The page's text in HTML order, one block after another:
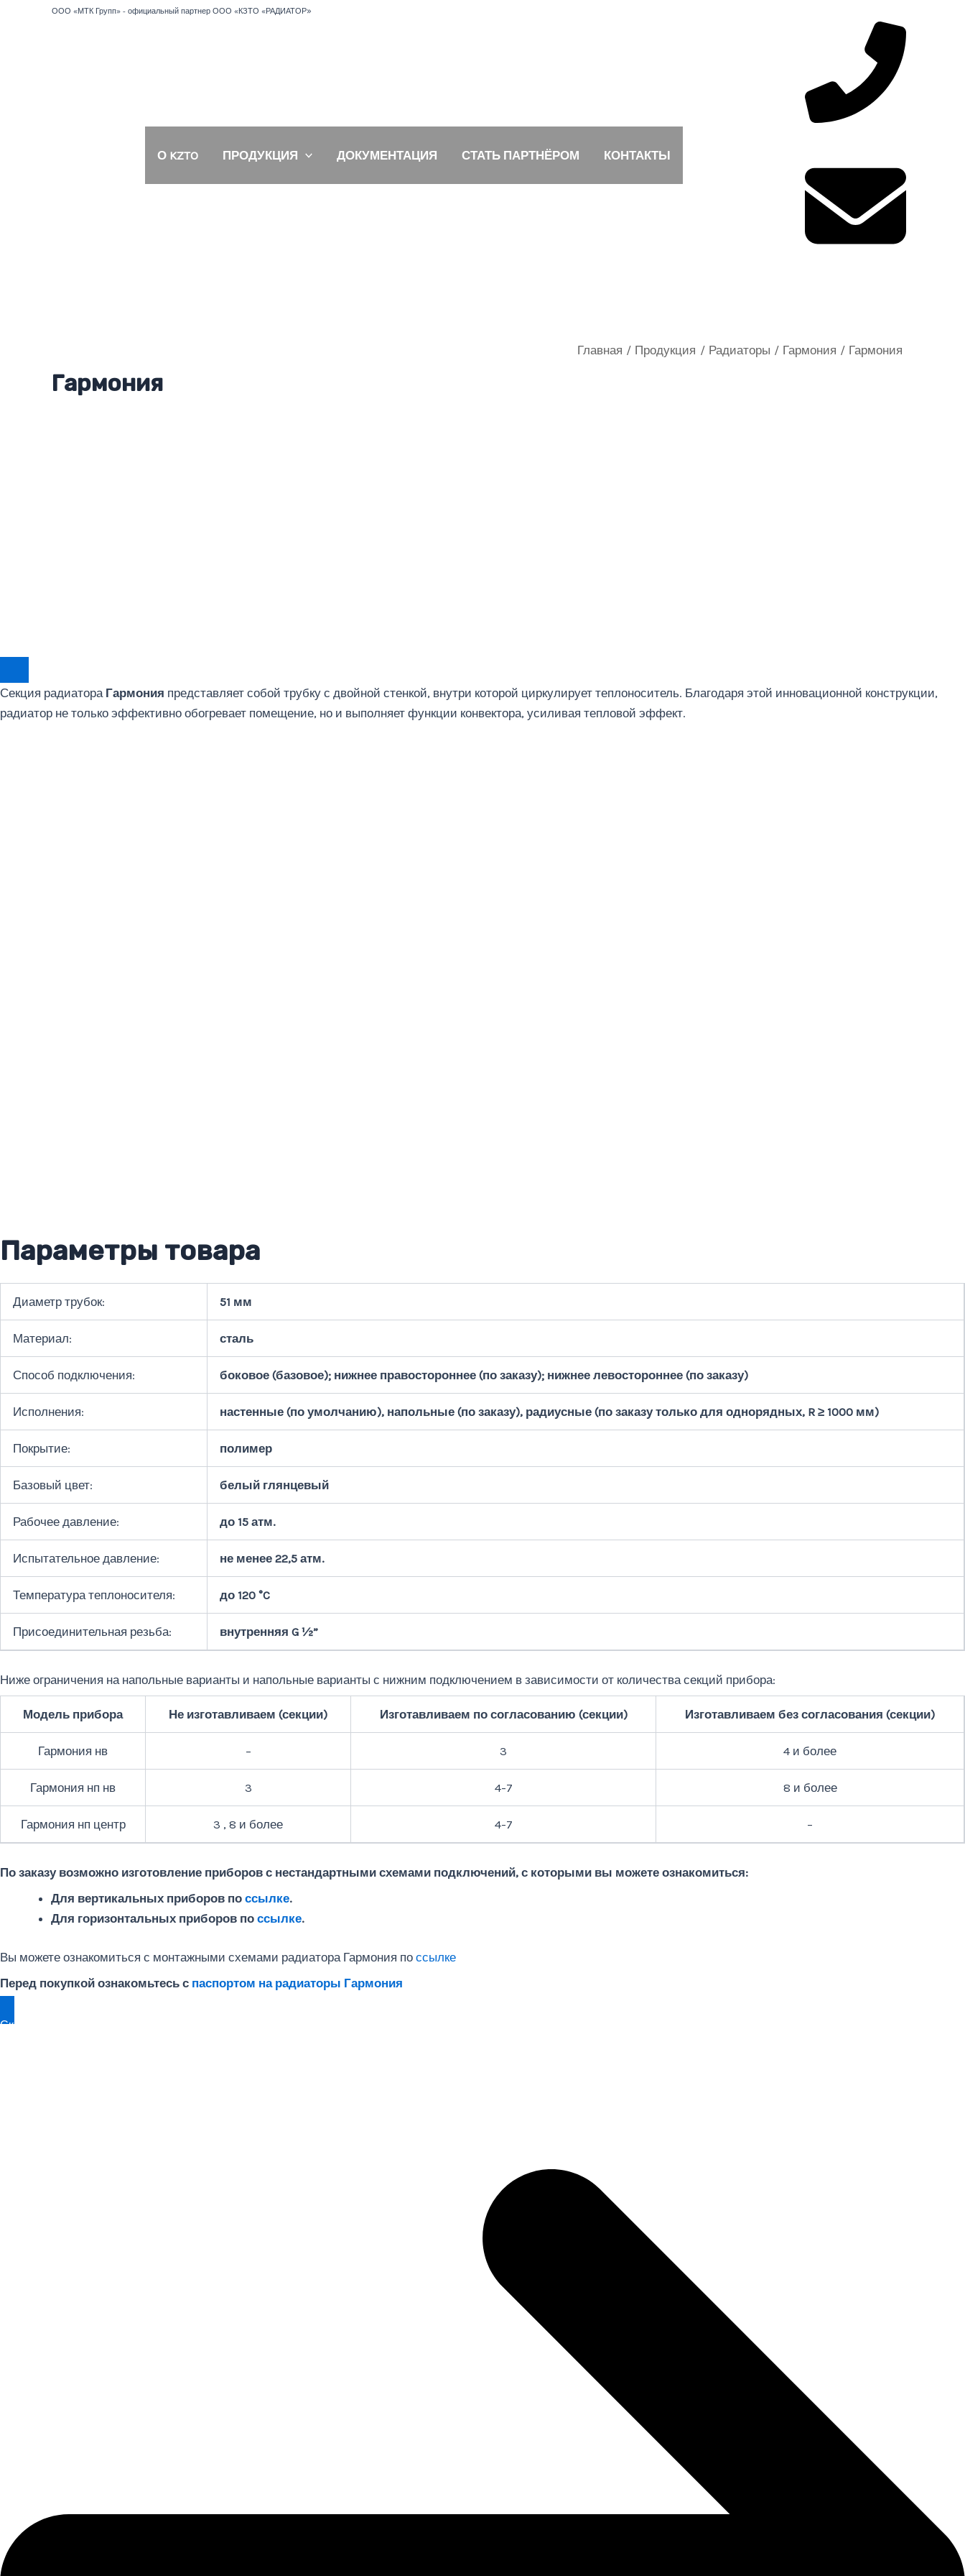
ООО «МТК Групп» - официальный партнер ООО «КЗТО «РАДИАТОР»
О KZTO ПРОДУКЦИЯ ДОКУМЕНТАЦИЯ СТАТЬ ПАРТНЁРОМ КОНТАКТЫ
Главная Продукция Радиаторы Гармония Гармония
Гармония
Секция радиатора Гармония представляет собой трубку с двойной стенкой, внутри которой циркулирует теплоноситель. Благодаря этой инновационной конструкции,
радиатор не только эффективно обогревает помещение, но и выполняет функции конвектора, усиливая тепловой эффект.
Параметры товара
Диаметр трубок: 51 мм
Материал: сталь
Способ подключения: боковое (базовое); нижнее правостороннее (по заказу); нижнее левостороннее (по заказу)
Исполнения: настенные (по умолчанию), напольные (по заказу), радиусные (по заказу только для однорядных, R ≥ 1000 мм)
Покрытие: полимер
Базовый цвет: белый глянцевый
Рабочее давление: до 15 атм.
Испытательное давление: не менее 22,5 атм.
Температура теплоносителя: до 120 °C
Присоединительная резьба: внутренняя G ½”
Ниже ограничения на напольные варианты и напольные варианты с нижним подключением в зависимости от количества секций прибора:
Модель прибора Не изготавливаем (секции) Изготавливаем по согласованию (секции) Изготавливаем без согласования (секции)
Гармония нв – 3 4 и более
Гармония нп нв 3 4-7 8 и более
Гармония нп центр 3 , 8 и более 4-7 –
По заказу возможно изготовление приборов с нестандартными схемами подключений, с которыми вы можете ознакомиться:
Для вертикальных приборов по ссылке.
Для горизонтальных приборов по ссылке.
Вы можете ознакомиться с монтажными схемами радиатора Гармония по ссылке
Перед покупкой ознакомьтесь с паспортом на радиаторы Гармония
Скачать прайсы на модель